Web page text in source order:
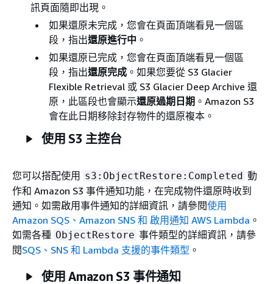
訊頁面隨即出現。
如果還原未完成，您會在頁面頂端看見一個區
段，指出還原進行中 。
如果還原已完成，您會在頁面頂端看見一個區
段，指出還原完成 。如果您要從 S3 Glacier
Flexible Retrieval 或 S3 Glacier Deep Archive 還
原，此區段也會顯示還原過期日期 。Amazon S3
會在此日期移除封存物件的還原複本。
使用 S3 主控台
您可以搭配使用 s3:ObjectRestore:Completed 動
作和 Amazon S3 事件通知功能，在完成物件還原時收到
通知。如需啟用事件通知的詳細資訊，請參閱使用
Amazon SQS、Amazon SNS 和 啟用通知 AWS Lambda 。
如需各種 ObjectRestore 事件類型的詳細資訊，請參
閱SQS、SNS 和 Lambda 支援的事件類型 。
使用 Amazon S3 事件通知